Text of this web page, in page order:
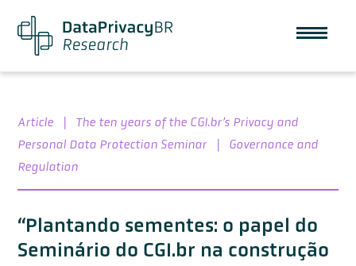
Article |
The ten years of the CGI.br’s Privacy and
Personal Data Protection Seminar
|
Governance and
Regulation
“Plantando sementes: o papel do
Seminário do CGI.br na construção